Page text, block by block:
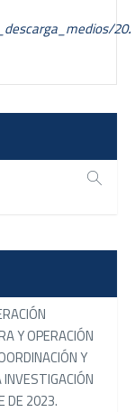
Y OPERACIÓN
Y
DE 2023.